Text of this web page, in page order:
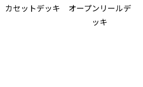
カセットデッキ
オープンリールデ
ッキ